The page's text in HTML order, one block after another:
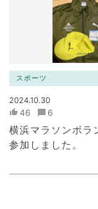
スポーツ
2024.10.30
46 6
横浜マラソンボラ
参加しました。